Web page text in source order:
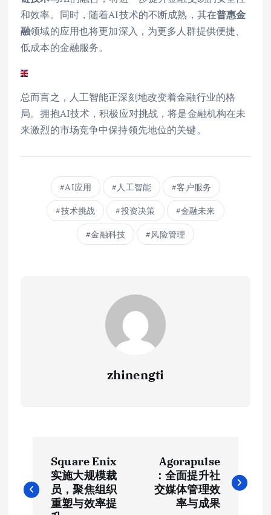
和效率。同时，随着AI技术的不断成熟，其在普惠金
融领域的应用也将更加深入，为更多人群提供便捷、
低成本的金融服务。
总而言之，人工智能正深刻地改变着金融行业的格
局。拥抱AI技术，积极应对挑战，将是金融机构在未
来激烈的市场竞争中保持领先地位的关键。
AI应用 人工智能 客户服务
技术挑战 投资决策 金融未来
金融科技 风险管理
zhinengti
章
Square Enix
实施大规模裁
员，聚焦组织
重塑与效率提
Agorapulse
：全面提升社
交媒体管理效
率与成果